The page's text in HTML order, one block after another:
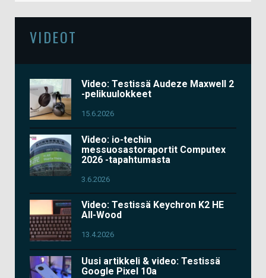
VIDEOT
Video: Testissä Audeze Maxwell 2
-pelikuulokkeet
15.6.2026
Video: io-techin
messuosastoraportit Computex
2026 -tapahtumasta
3.6.2026
Video: Testissä Keychron K2 HE
All-Wood
13.4.2026
Uusi artikkeli & video: Testissä
Google Pixel 10a